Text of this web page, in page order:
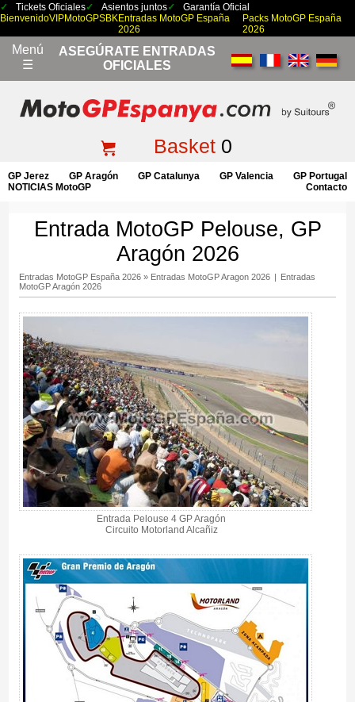
Tickets Oficiales Asientos juntos
Garantía Oficial
BienvenidoVIPMotoGPSBKEntradas MotoGP España
2026
Packs MotoGP España
2026
Menú
☰
ASEGÚRATE ENTRADAS
OFICIALES
Basket0
GP Jerez GP Aragón GP Catalunya GP Valencia
GP Portugal
NOTICIAS MotoGP
Contacto
Entrada MotoGP Pelouse, GP
Aragón 2026
Entradas MotoGP España 2026» Entradas MotoGP Aragon 2026 | Entradas
MotoGP Aragón 2026
Entrada Pelouse 4 GP Aragón
Circuito Motorland Alcañiz